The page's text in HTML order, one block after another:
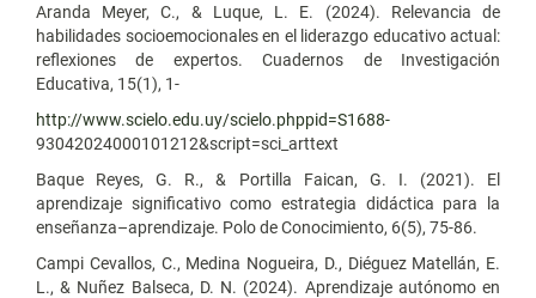
Aranda Meyer, C., & Luque, L. E. (2024). Relevancia de
habilidades socioemocionales en el liderazgo educativo actual:
reflexiones de expertos. Cuadernos de Investigación
Educativa, 15(1), 1-
http://www.scielo.edu.uy/scielo.phppid=S1688-
93042024000101212&script=sci_arttext
Baque Reyes, G. R., & Portilla Faican, G. I. (2021). El
aprendizaje significativo como estrategia didáctica para la
enseñanza–aprendizaje. Polo de Conocimiento, 6(5), 75-86.
Campi Cevallos, C., Medina Nogueira, D., Diéguez Matellán, E.
L., & Nuñez Balseca, D. N. (2024). Aprendizaje autónomo en